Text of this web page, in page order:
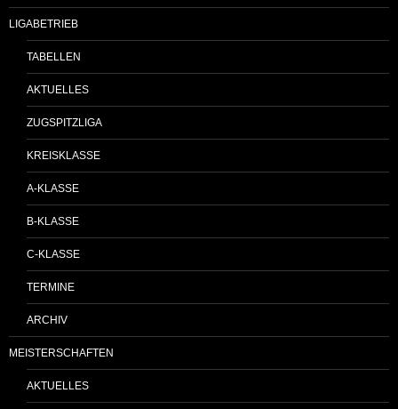
LIGABETRIEB
TABELLEN
AKTUELLES
ZUGSPITZLIGA
KREISKLASSE
A-KLASSE
B-KLASSE
C-KLASSE
TERMINE
ARCHIV
MEISTERSCHAFTEN
AKTUELLES